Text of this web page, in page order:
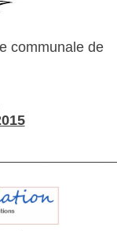
communale de